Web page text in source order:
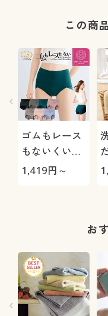
この商
ゴムもレース
もないくい込
みにくいショ
1,419円～
お